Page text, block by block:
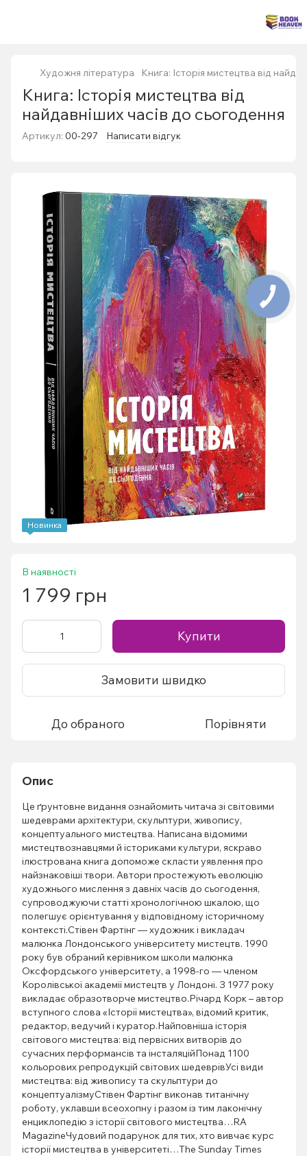
Художня література Книга: Історія мистецтва від
Книга: Історія мистецтва від
найдавніших часів до сьогодення
Артикул: 00-297 Написати відгук
Новинка
В наявності
1 799 грн
Купити
Замовити швидко
До обраного Порівняти
Опис
Це ґрунтовне видання ознайомить читача зі світовими
шедеврами архітектури, скульптури, живопису,
концептуального мистецтва. Написана відомими
мистецтвознавцями й істориками культури, яскраво
ілюстрована книга допоможе скласти уявлення про
найзнаковіші твори. Автори простежують еволюцію
художнього мислення з давніх часів до сьогодення,
супроводжуючи статті хронологічною шкалою, що
полегшує орієнтування у відповідному історичному
контексті.Стівен Фартінг — художник і викладач
малюнка Лондонського університету мистецтв. 1990
року був обраний керівником школи малюнка
Оксфордського університету, а 1998-го — членом
Королівської академії мистецтв у Лондоні. З 1977 року
викладає образотворче мистецтво.Річард Корк – автор
вступного слова «Історії мистецтва», відомий критик,
редактор, ведучий і куратор.Найповніша історія
світового мистецтва: від первісних витворів до
сучасних перформансів та інсталяційПонад 1100
кольорових репродукцій світових шедеврівУсі види
мистецтва: від живопису та скульптури до
концептуалізмуСтівен Фартінг виконав титанічну
роботу, уклавши всеохопну і разом із тим лаконічну
енциклопедію з історії світового мистецтва…RA
MagazineЧудовий подарунок для тих, хто вивчає курс
історії мистецтва в університеті…The Sunday Times